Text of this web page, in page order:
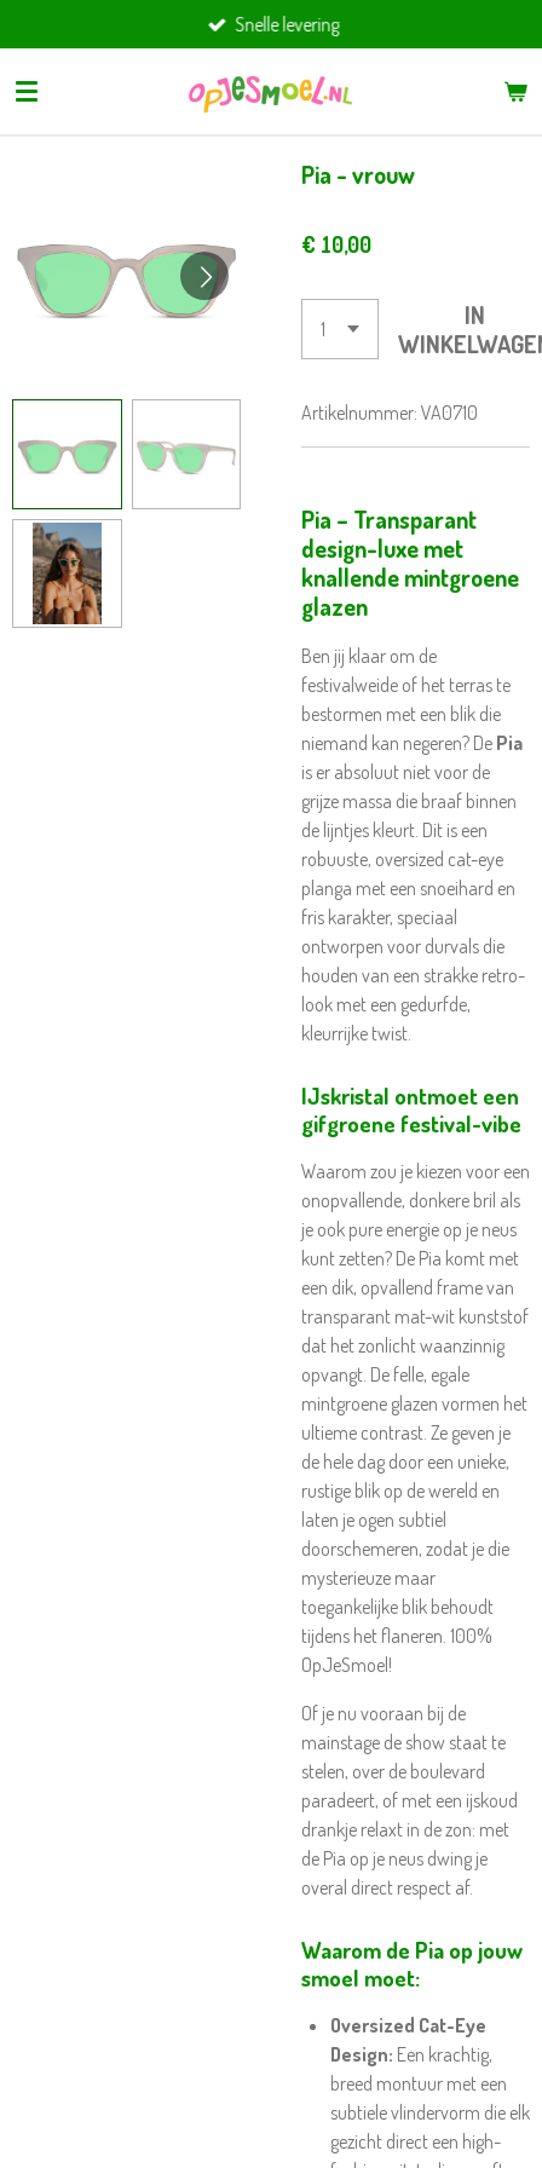
direct
naar
Snelle levering
Pia - vrouw
€ 10,00
IN
Artikelnummer: VA0710
Pia – Transparant
design-luxe met
knallende mintgroene
glazen
Ben jij klaar om de
festivalweide of het terras te
bestormen met een blik die
niemand kan negeren? De Pia
is er absoluut niet voor de
grijze massa die braaf binnen
de lijntjes kleurt. Dit is een
robuuste, oversized cat-eye
planga met een snoeihard en
fris karakter, speciaal
ontworpen voor durvals die
houden van een strakke retro-
look met een gedurfde,
kleurrijke twist.
IJskristal ontmoet een
gifgroene festival-vibe
Waarom zou je kiezen voor een
onopvallende, donkere bril als
je ook pure energie op je neus
kunt zetten? De Pia komt met
een dik, opvallend frame van
transparant mat-wit kunststof
dat het zonlicht waanzinnig
opvangt. De felle, egale
mintgroene glazen vormen het
ultieme contrast. Ze geven je
de hele dag door een unieke,
rustige blik op de wereld en
laten je ogen subtiel
doorschemeren, zodat je die
mysterieuze maar
toegankelijke blik behoudt
tijdens het flaneren. 100%
OpJeSmoel!
Of je nu vooraan bij de
mainstage de show staat te
stelen, over de boulevard
paradeert, of met een ijskoud
drankje relaxt in de zon: met
de Pia op je neus dwing je
overal direct respect af.
Waarom de Pia op jouw
smoel moet:
Oversized Cat-Eye
Design: Een krachtig,
breed montuur met een
subtiele vlindervorm die elk
gezicht direct een high-